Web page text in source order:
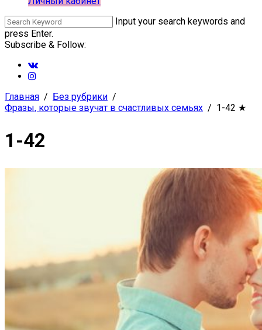
Input your search keywords and
press Enter.
Subscribe & Follow:
Главная
Без рубрики
Фразы, которые звучат в счастливых семьях
1-42 ★
1-42